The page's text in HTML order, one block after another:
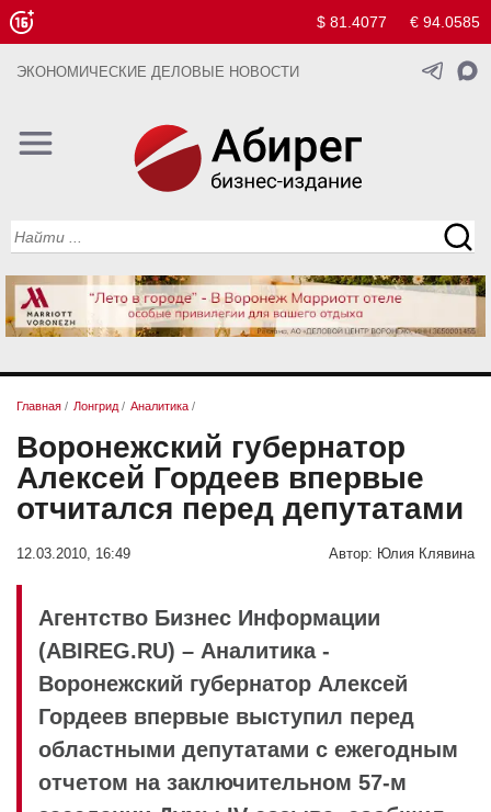
$ 81.4077 € 94.0585
ЭКОНОМИЧЕСКИЕ ДЕЛОВЫЕ НОВОСТИ
Главная / Лонгрид / Аналитика /
Воронежский губернатор
Алексей Гордеев впервые
отчитался перед депутатами
12.03.2010, 16:49 Автор: Юлия Клявина
Агентство Бизнес Информации
(ABIREG.RU) – Аналитика -
Воронежский губернатор Алексей
Гордеев впервые выступил перед
областными депутатами с ежегодным
отчетом на заключительном 57-м